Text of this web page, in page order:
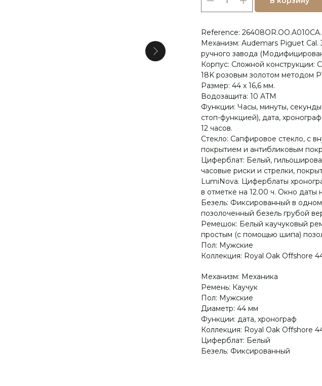
Reference:
Механизм: Audemars Piguet Cal.
ручного завода
Корпус: Сложной конструкции:
18K розовым золотом методом
Размер: 44 х 16,6 мм.
Водозащита: 10 ATM
Функции: Часы, минуты,
стоп-функцией), дата,
12 часов.
Стекло: Сапфировое стекло, с
покрытием и антибликовым
Циферблат: Белый,
часовые риски и стрелки,
LumiNova. Циферблаты
в отметке на 12.00 ч. Окно даты
Безель: Фиксированный в
позолоченный безель грубой
Ремешок: Белый каучуковый
простым (с помощью шипа)
Пол: Мужские
Коллекция: Royal Oak Offshore
Механизм: Механика
Ремень: Каучук
Пол: Мужские
Диаметр: 44 мм
Функции: дата, хронограф
Коллекция: Royal Oak Offshore
Циферблат: Белый
Безель: Фиксированный